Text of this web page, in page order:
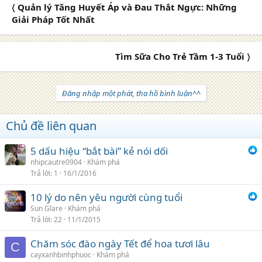
〈 Quản lý Tăng Huyết Áp và Đau Thắt Ngực: Những
Giải Pháp Tốt Nhất
Tìm Sữa Cho Trẻ Tầm 1-3 Tuổi 〉
Đăng nhập một phát, tha hồ bình luận^^
Chủ đề liên quan
5 dấu hiệu “bắt bài” kẻ nói dối
nhipcautre0904 Khám phá
Trả lời 1 16/1/2016
10 lý do nên yêu người cùng tuổi
Sun Glare
Khám phá
Trả lời 22 11/1/2015
C Chăm sóc đào ngày Tết để hoa tươi lâu
cayxanhbinhphuoc
Khám phá